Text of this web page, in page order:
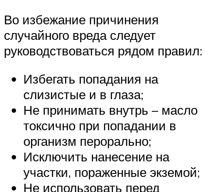
Во избежание причинения
случайного вреда следует
руководствоваться рядом правил:
Избегать попадания на
слизистые и в глаза;
Не принимать внутрь – масло
токсично при попадании в
организм перорально;
Исключить нанесение на
участки, пораженные экземой;
Не использовать перед